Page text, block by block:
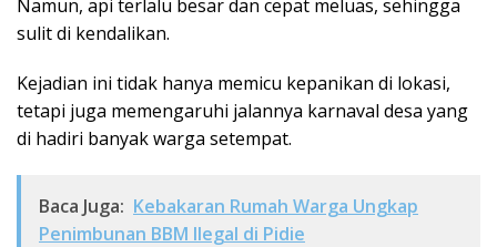
Namun, api terlalu besar dan cepat meluas, sehingga
sulit di kendalikan.
Kejadian ini tidak hanya memicu kepanikan di lokasi,
tetapi juga memengaruhi jalannya karnaval desa yang
di hadiri banyak warga setempat.
Baca Juga: Kebakaran Rumah Warga Ungkap
Penimbunan BBM Ilegal di Pidie